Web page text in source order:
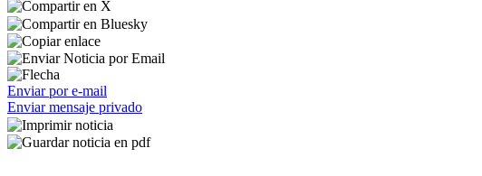
Enviar por e-mail
Enviar mensaje privado